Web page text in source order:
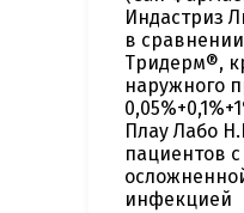
Индастриз
в
Тридерм®,
наружного
Плау Лабо
пациентов
инфекцией